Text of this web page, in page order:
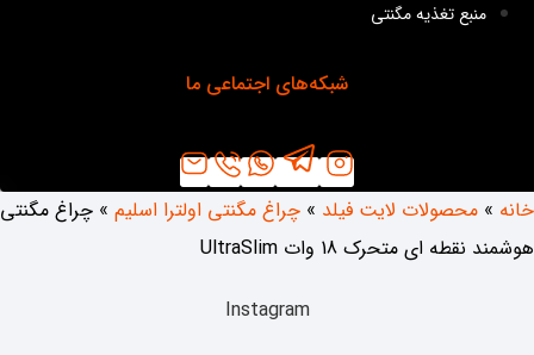
منبع تغذیه مگنتی
شبکه‌های اجتماعی ما
خانه » محصولات لایت فیلد » چراغ مگنتی اولترا اسلیم » چراغ مگنتی
هوشمند نقطه ای متحرک 18 وات UltraSlim
Instagram